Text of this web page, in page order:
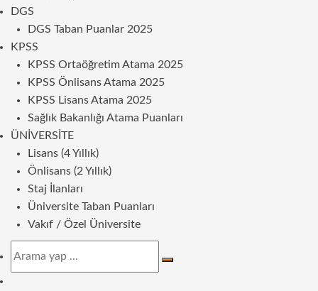
DGS
DGS Taban Puanlar 2025
KPSS
KPSS Ortaöğretim Atama 2025
KPSS Önlisans Atama 2025
KPSS Lisans Atama 2025
Sağlık Bakanlığı Atama Puanları
ÜNIVERSITE
Lisans (4 Yıllık)
Önlisans (2 Yıllık)
Staj İlanları
Üniversite Taban Puanları
Vakıf / Özel Üniversite
Arama